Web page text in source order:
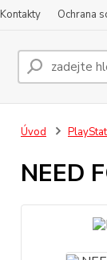
Kontakty Ochrana
Úvod
NEED